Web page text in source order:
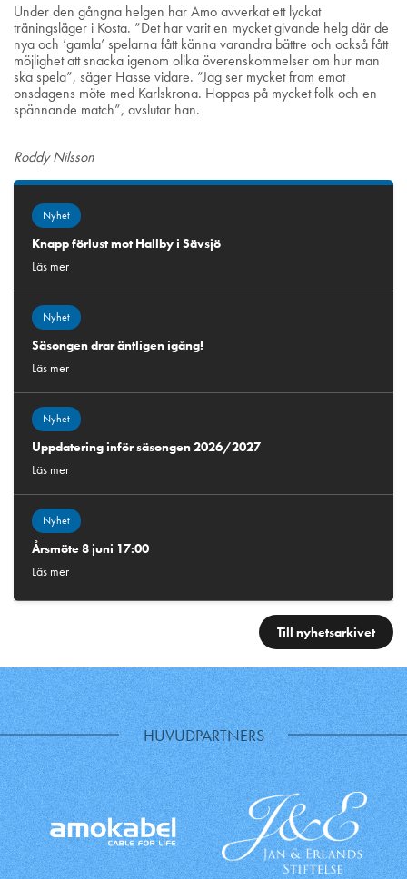
Under den gångna helgen har Amo avverkat ett lyckat
träningsläger i Kosta. ”Det har varit en mycket givande helg där de
nya och ’gamla’ spelarna fått känna varandra bättre och också fått
möjlighet att snacka igenom olika överenskommelser om hur man
ska spela”, säger Hasse vidare. ”Jag ser mycket fram emot
onsdagens möte med Karlskrona. Hoppas på mycket folk och en
spännande match”, avslutar han.
Roddy Nilsson
Nyhet
Knapp förlust mot Hallby i Sävsjö
Läs mer
Nyhet
Säsongen drar äntligen igång!
Läs mer
Nyhet
Uppdatering inför säsongen 2026/2027
Läs mer
Nyhet
Årsmöte 8 juni 17:00
Läs mer
Till nyhetsarkivet
HUVUDPARTNERS